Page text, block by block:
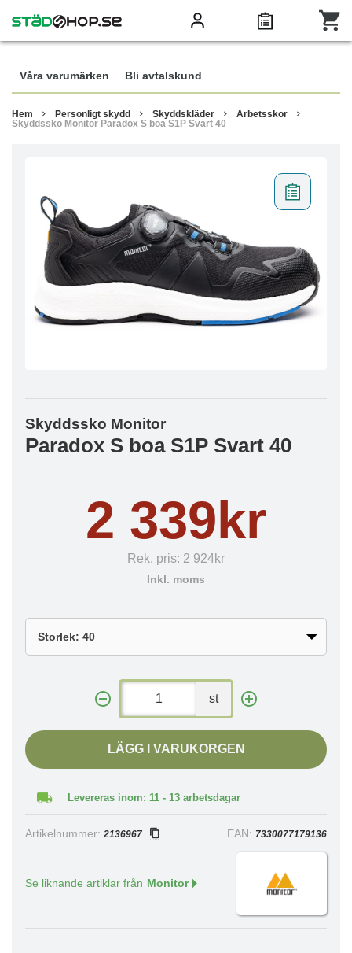
Våra varumärken Bli avtalskund
Hem Personligt skydd Skyddskläder
Arbetsskor
Skyddssko Monitor Paradox S boa S1P Svart 40
Skyddssko Monitor
Paradox S boa S1P Svart 40
2 339kr
Rek. pris: 2 924kr
Inkl. moms
st
LÄGG I VARUKORGEN
Levereras inom: 11 - 13 arbetsdagar
Artikelnummer: 2136967 EAN: 7330077179136
Se liknande artiklar från Monitor